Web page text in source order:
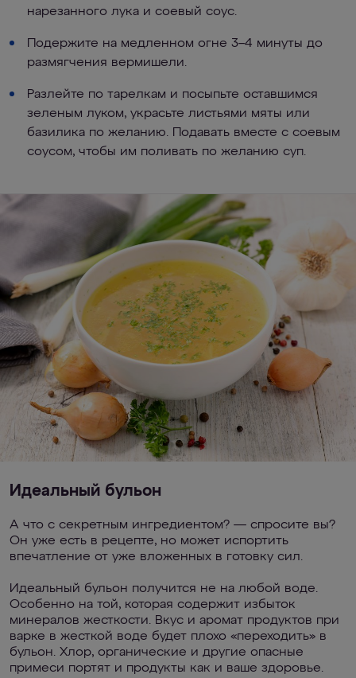
нарезанного лука и соевый соус.
Подержите на медленном огне 3–4 минуты до
размягчения вермишели.
Разлейте по тарелкам и посыпьте оставшимся
зеленым луком, украсьте листьями мяты или
базилика по желанию. Подавать вместе с соевым
соусом, чтобы им поливать по желанию суп.
Идеальный бульон
А что с секретным ингредиентом? — спросите вы?
Он уже есть в рецепте, но может испортить
впечатление от уже вложенных в готовку сил.
Идеальный бульон получится не на любой воде.
Особенно на той, которая содержит избыток
минералов жесткости. Вкус и аромат продуктов при
варке в жесткой воде будет плохо «переходить» в
бульон. Хлор, органические и другие опасные
примеси портят и продукты как и ваше здоровье.